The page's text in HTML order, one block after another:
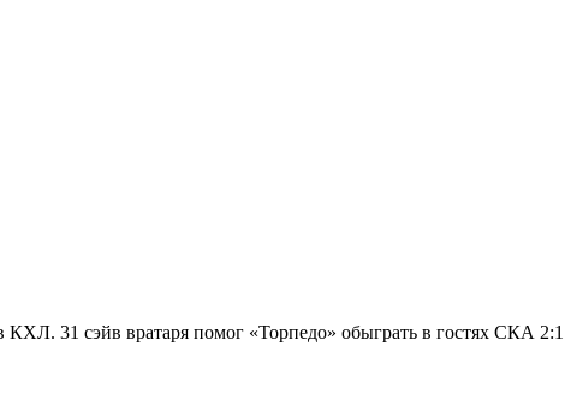
31 сэйв вратаря помог «Торпедо» обыграть в гостях СКА 2:1